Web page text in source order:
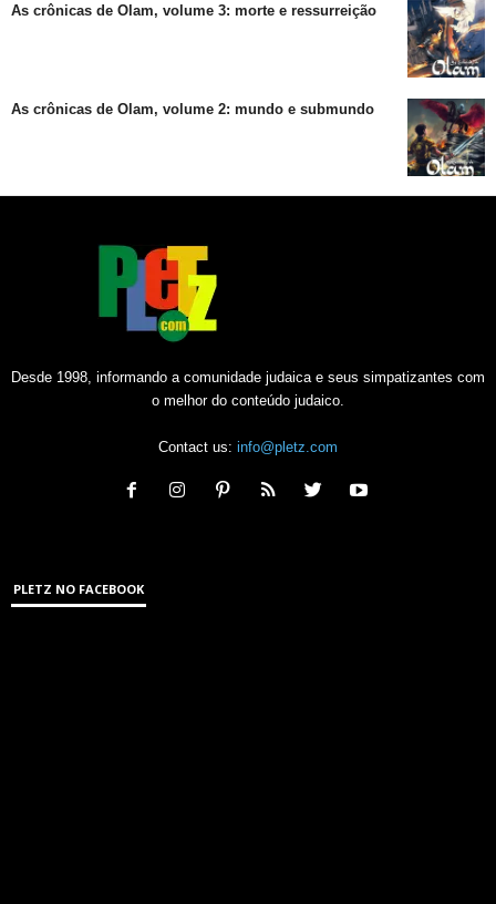
As crônicas de Olam, volume 3: morte e ressurreição
As crônicas de Olam, volume 2: mundo e submundo
Desde 1998, informando a comunidade judaica e seus simpatizantes com
o melhor do conteúdo judaico.
Contact us: info@pletz.com
PLETZ NO FACEBOOK